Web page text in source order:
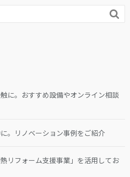

に。おすすめ設備やオンライン相談
。リノベーション事例をご紹介
熱リフォーム支援事業」を活用してお